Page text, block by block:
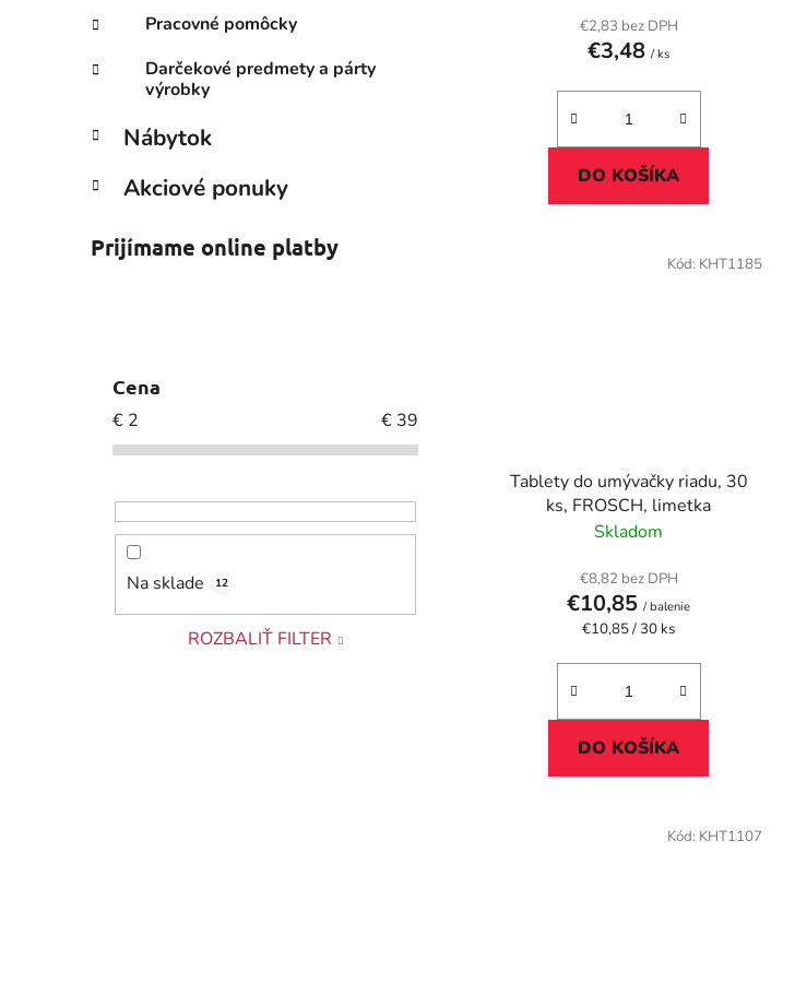
Pracovné pomôcky
Darčekové predmety a párty
výrobky
Nábytok
Akciové ponuky
Prijímame online platby
Cena
€ 2 € 39
Na sklade 12
ROZBALIŤ FILTER
€2,83 bez DPH
€3,48/ ks
DO KOŠÍKA
Tablety do umývačky riadu, 30
ks, FROSCH, limetka
Skladom
€8,82 bez DPH
€10,85/ balenie
Jednotková
€10,85 / 30 ks
DO KOŠÍKA
Kód: KHT1185
Kód: KHT1107